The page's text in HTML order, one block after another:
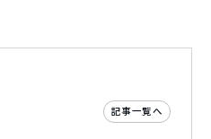
記事一覧へ